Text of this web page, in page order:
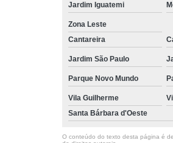
Jardim Iguatemi
Zona Leste
Cantareira
Jardim São Paulo
Parque Novo Mundo
Vila Guilherme
Santa Bárbara d'Oeste
O conteúdo do texto desta página é